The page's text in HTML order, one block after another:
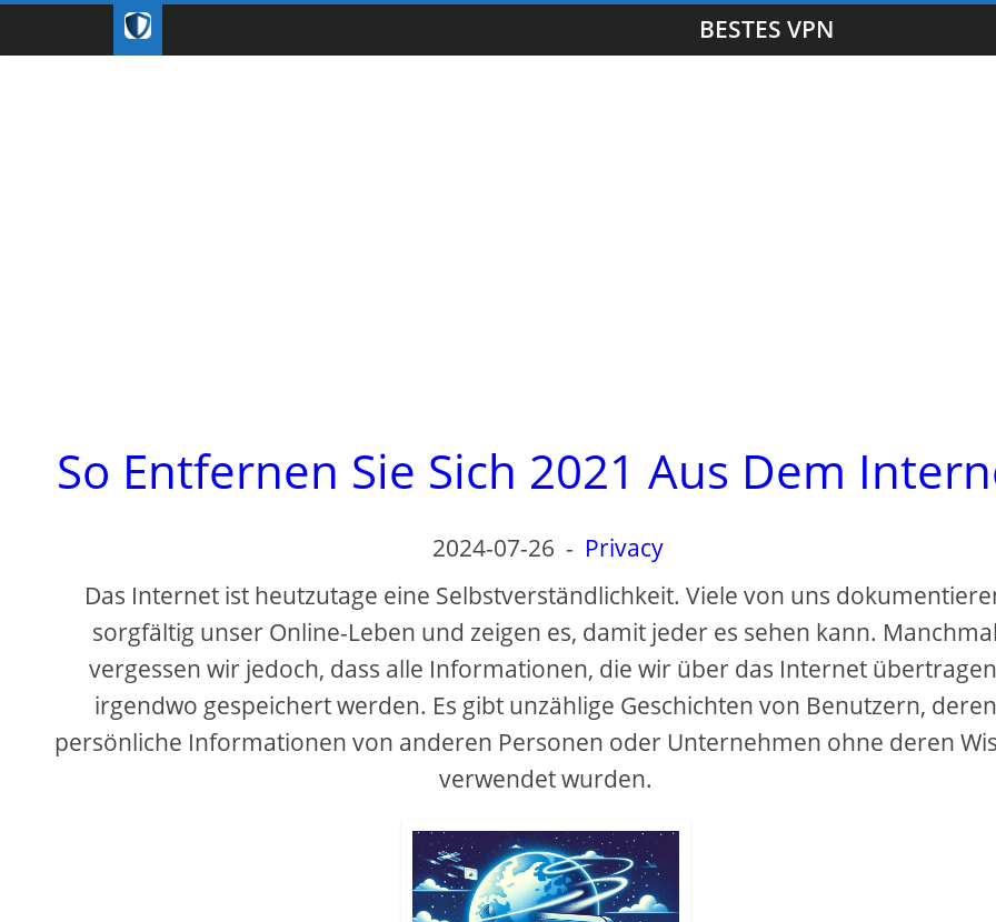
BESTES VPN
So Entfernen Sie Sich 2021 Aus Dem
2024-07-26 - Privacy
Das Internet ist heutzutage eine Selbstverständlichkeit. Viele von uns
sorgfältig unser Online-Leben und zeigen es, damit jeder es sehen kann. Manchmal
vergessen wir jedoch, dass alle Informationen, die wir über das Internet
irgendwo gespeichert werden. Es gibt unzählige Geschichten von Benutzern, deren
persönliche Informationen von anderen Personen oder Unternehmen ohne deren
verwendet wurden.